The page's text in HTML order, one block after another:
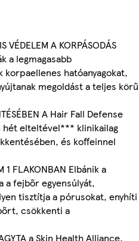
VÉDELEM A KORPÁSODÁS
a legmagasabb
hatóanyagokat,
megoldást a teljes körű
A Hair Fall Defense
hét elteltével*** klinikailag
és koffeinnel
1 FLAKONBAN Elbánik a
a fejbőr egyensúlyát,
tisztítja a pórusokat, enyhíti
csökkenti a
a Skin Health Alliance.